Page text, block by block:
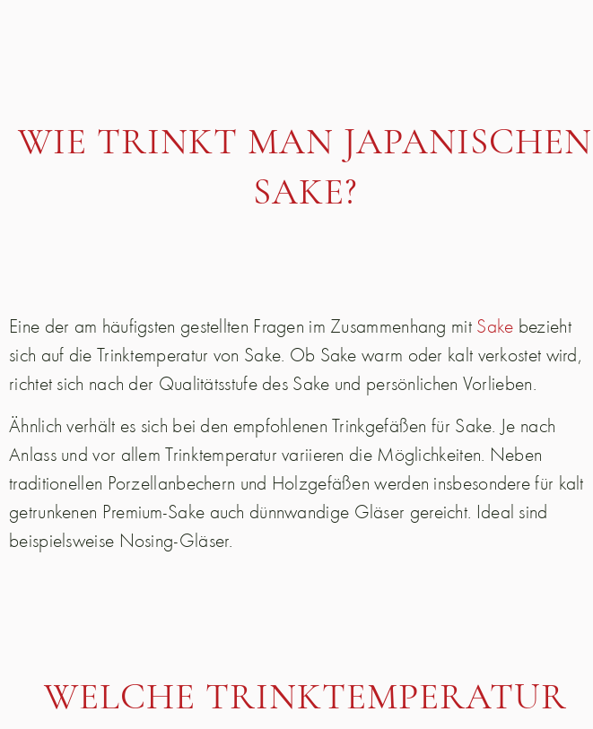
WIE TRINKT MAN JAPANISCHEN
SAKE?
Eine der am häufigsten gestellten Fragen im Zusammenhang mit Sake bezieht
sich auf die Trinktemperatur von Sake. Ob Sake warm oder kalt verkostet wird,
richtet sich nach der Qualitätsstufe des Sake und persönlichen Vorlieben.
Ähnlich verhält es sich bei den empfohlenen Trinkgefäßen für Sake. Je nach
Anlass und vor allem Trinktemperatur variieren die Möglichkeiten. Neben
traditionellen Porzellanbechern und Holzgefäßen werden insbesondere für kalt
getrunkenen Premium-Sake auch dünnwandige Gläser gereicht. Ideal sind
beispielsweise Nosing-Gläser.
WELCHE TRINKTEMPERATUR